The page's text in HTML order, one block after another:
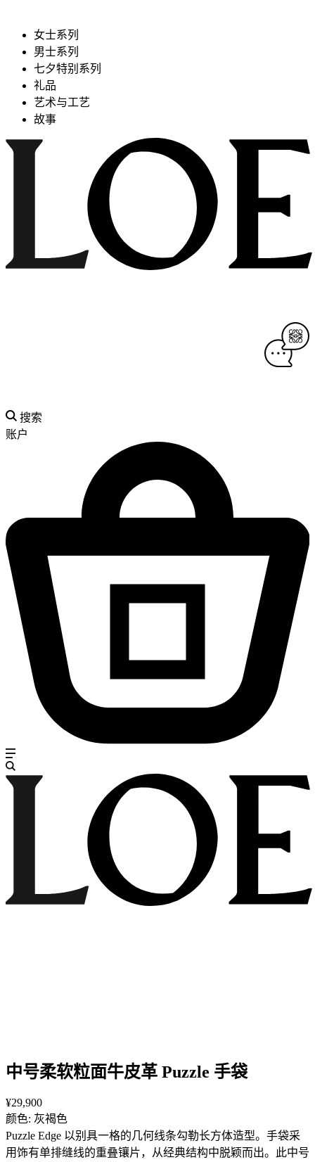
女士系列
男士系列
七夕特别系列
礼品
艺术与工艺
故事
搜索
账户
中号柔软粒面牛皮革 Puzzle 手袋
¥29,900
颜色: 灰褐色
Puzzle Edge 以别具一格的几何线条勾勒长方体造型。手袋采
用饰有单排缝线的重叠镶片，从经典结构中脱颖而出。此中号